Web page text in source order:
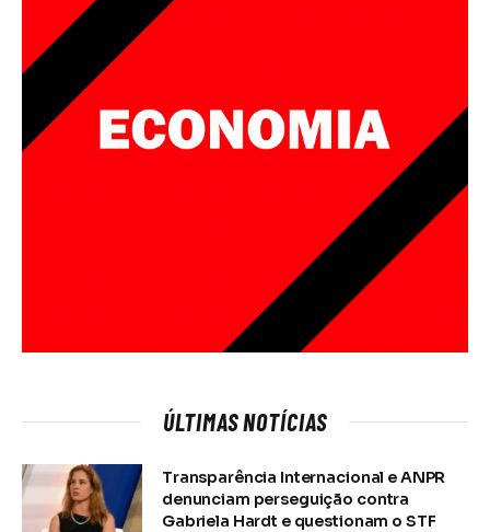
ÚLTIMAS NOTÍCIAS
Transparência Internacional e ANPR
denunciam perseguição contra
Gabriela Hardt e questionam o STF